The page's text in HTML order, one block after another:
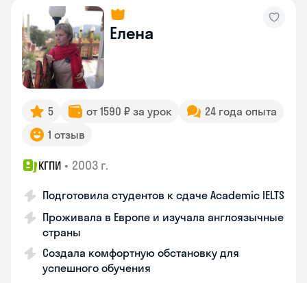
Елена
5 от 1590 ₽ за урок
24 года опыта
1 отзыв
КГПИ • 2003 г.
Подготовила студентов к сдаче Academic IELTS
Проживала в Европе и изучала англоязычные
страны
Создала комфортную обстановку для
успешного обучения